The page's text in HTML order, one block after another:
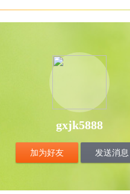
gxjk5888
加为好友 发送消息